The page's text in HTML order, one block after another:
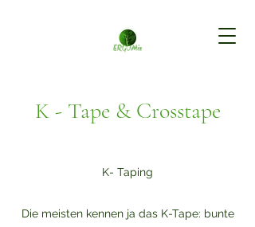
K - Tape & Crosstape
K- Taping
Die meisten kennen ja das K-Tape: bunte